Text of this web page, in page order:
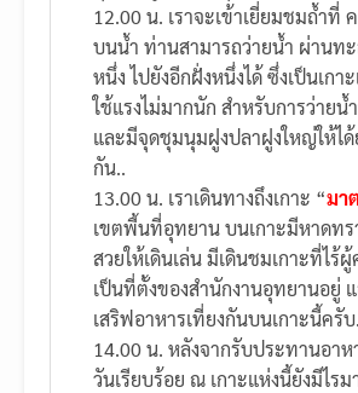
12.00 น. เราจะเข้าเยี่ยมชมถ้ำที่
บนน้ำ ท่านสามารถว่ายน้ำ ผ่านท
หนึ่ง ไปยังอีกฝั่งหนึ่งได้ ซึ่งเป็นเกา
ใช้แรงไม่มากนัก สำหรับการว่ายน้
และมีจุดชุมนุมฝูงปลาฝูงใหญ่ให้ได้
กัน..
13.00 น. เราเดินทางถึงเกาะ “มา
เขตพี้นที่อุทยาน บนเกาะมีหาดท
สวยให้เดินเล่น มีเดินชมเกาะที่ไร้
เป็นที่ตั้งของสำนักงานอุทยานอยู่ แ
เสริฟอาหารเที่ยงกันบนเกาะนี้ครั
14.00 น. หลังจากรับประทานอาห
วันเรียบร้อย ณ เกาะแห่งนี้ยังมีไรม